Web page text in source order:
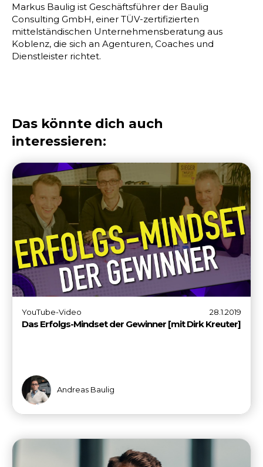
Markus Baulig ist Geschäftsführer der Baulig
Consulting GmbH, einer TÜV-zertifizierten
mittelständischen Unternehmensberatung aus
Koblenz, die sich an Agenturen, Coaches und
Dienstleister richtet.
Das könnte dich auch
interessieren:
YouTube-Video 28.1.2019
Das Erfolgs-Mindset der Gewinner [mit Dirk Kreuter]
Andreas Baulig